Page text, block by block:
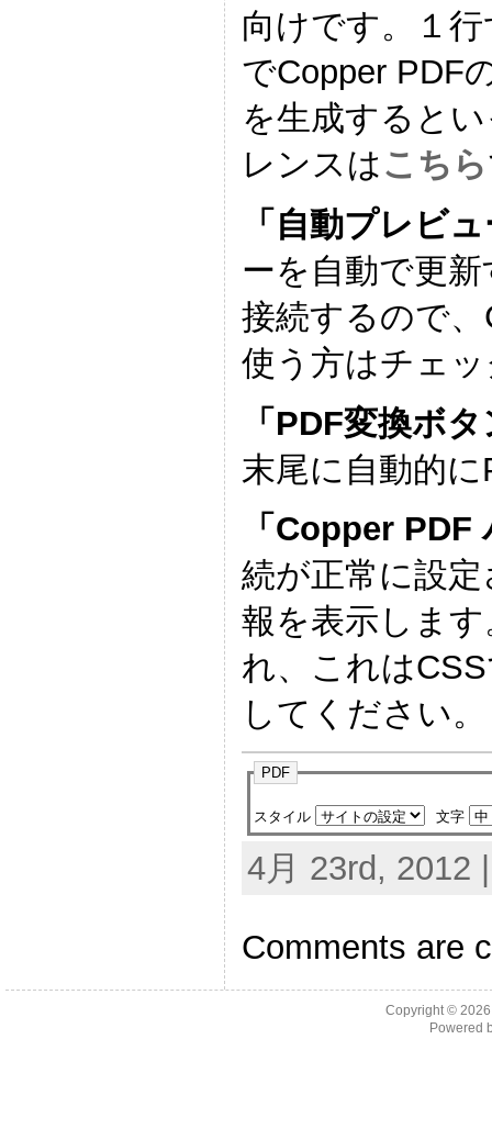
向けです。１
でCopper PDF
を生成すると
レンスは こちら
「自動プレビ
ーを自動で更
接続するので
使う方はチェ
「PDF変換ボ
末尾に自動的
「Copper
続が正常に設
報を表示しま
れ、これは
してください。
PDF
スタイル 文字
4月 23rd, 2012
Comments are
Copyright ©
Powered